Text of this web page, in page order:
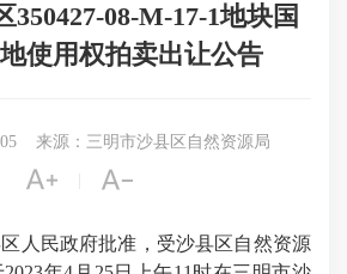
350427-08-M-17-1地块国
使用权拍卖出让公告
来源：三明市沙县区自然资源局
 
民政府批准，受沙县区自然资源